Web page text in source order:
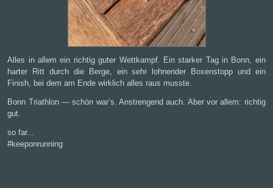
Alles in allem ein richtig guter Wettkampf. Ein starker Tag in Bonn, ein
harter Ritt durch die Berge, ein sehr lohnender Boxenstopp und ein
Finish, bei dem am Ende wirklich alles raus musste.
Bonn Triathlon — schön war’s. Anstrengend auch. Aber vor allem: richtig
gut.
so far...
#keeponrunning